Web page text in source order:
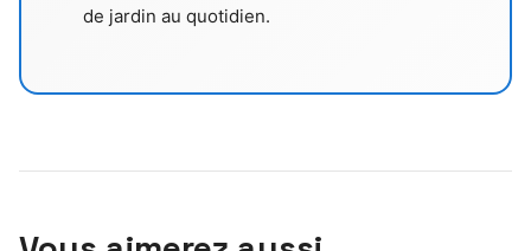
de jardin au quotidien.